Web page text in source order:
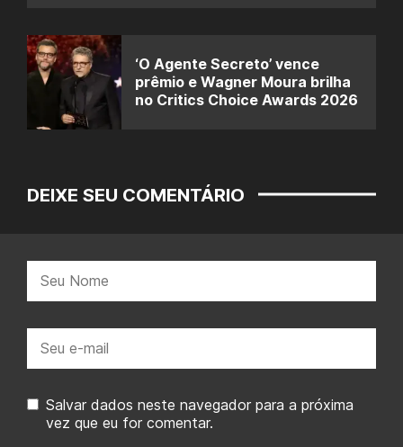
‘O Agente Secreto’ vence
prêmio e Wagner Moura brilha
no Critics Choice Awards 2026
DEIXE SEU COMENTÁRIO
mail:
Salvar dados neste navegador para a próxima
vez que eu for comentar.